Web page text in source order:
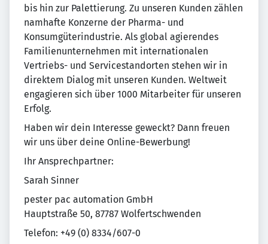
bis hin zur Palettierung. Zu unseren Kunden zählen
namhafte Konzerne der Pharma- und
Konsumgüterindustrie. Als global agierendes
Familienunternehmen mit internationalen
Vertriebs- und Servicestandorten stehen wir in
direktem Dialog mit unseren Kunden. Weltweit
engagieren sich über 1000 Mitarbeiter für unseren
Erfolg.
Haben wir dein Interesse geweckt? Dann freuen
wir uns über deine Online-Bewerbung!
Ihr Ansprechpartner:
Sarah Sinner
pester pac automation GmbH
Hauptstraße 50, 87787 Wolfertschwenden
Telefon: +49 (0) 8334/607-0